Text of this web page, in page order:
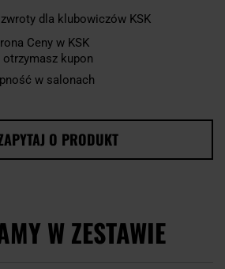
dla klubowiczów KSK
Ceny w KSK
otrzymasz kupon
w salonach
O PRODUKT
W ZESTAWIE